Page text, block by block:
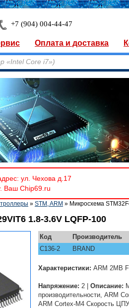
+7 (904) 004-44-47
Оплата и доставка
ул. Чехова д.17
Ваш Chip69.ru
» STM, ARM » Микросхема
1.8-3.6V LQFP-100
Код Производитель
C136-2
BRAND
Характеристики: ARM 2MB
Напряжение: 2 | Описание:
производительности, ARM
ARM Cortex-M4 Скорость